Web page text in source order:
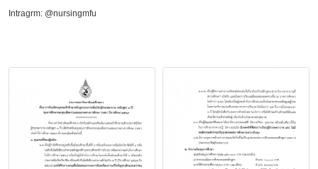
Intragrm: @nursingmfu